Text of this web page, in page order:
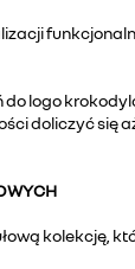
logo
doliczyć
kolekcję,